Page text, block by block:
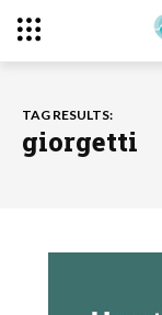
TAG RESULTS:
giorgetti